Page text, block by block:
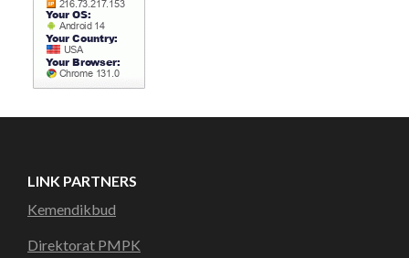
LINK PARTNERS
Kemendikbud
Direktorat PMPK